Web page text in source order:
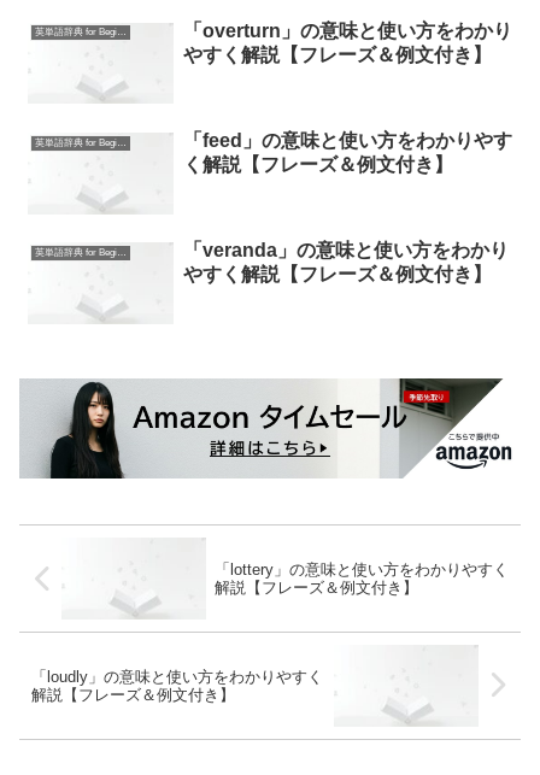
英単語辞典 for Beginners
「overturn」の意味と使い方をわかり
やすく解説【フレーズ＆例文付き】
英単語辞典 for Beginners
「feed」の意味と使い方をわかりやす
く解説【フレーズ＆例文付き】
英単語辞典 for Beginners
「veranda」の意味と使い方をわかり
やすく解説【フレーズ＆例文付き】
「lottery」の意味と使い方をわかりやすく
解説【フレーズ＆例文付き】
「loudly」の意味と使い方をわかりやすく
解説【フレーズ＆例文付き】